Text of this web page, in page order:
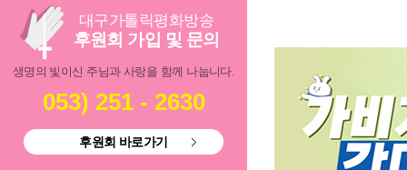
대구가톨릭평화방송
후원회 가입 및 문의
생명의 빛이신 주님과 사랑을 함께 나눕니다.
053) 251 - 2630
후원회 바로가기